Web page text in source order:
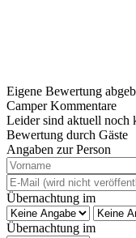
Eigene Bewertung
Camper Kommentare
Leider sind aktuell noch
Bewertung durch Gäste
Angaben zur Person
Übernachtung im
Übernachtung im